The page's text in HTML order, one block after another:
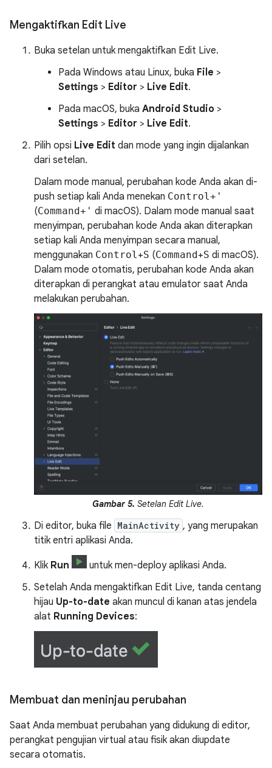
Mengaktifkan Edit Live
Buka setelan untuk mengaktifkan Edit Live.
Pada Windows atau Linux, buka File >
Settings > Editor > Live Edit.
Pada macOS, buka Android Studio >
Settings > Editor > Live Edit.
Pilih opsi Live Edit dan mode yang ingin dijalankan
dari setelan.
Dalam mode manual, perubahan kode Anda akan di-
push setiap kali Anda menekan Control+'
(Command+' di macOS). Dalam mode manual saat
menyimpan, perubahan kode Anda akan diterapkan
setiap kali Anda menyimpan secara manual,
menggunakan Control+S (Command +S di macOS).
Dalam mode otomatis, perubahan kode Anda akan
diterapkan di perangkat atau emulator saat Anda
melakukan perubahan.
Gambar 5. Setelan Edit Live.
Di editor, buka file MainActivity , yang merupakan
titik entri aplikasi Anda.
Klik Run
untuk men-deploy aplikasi Anda.
Setelah Anda mengaktifkan Edit Live, tanda centang
hijau Up-to-date akan muncul di kanan atas jendela
alat Running Devices:
Membuat dan meninjau perubahan
Saat Anda membuat perubahan yang didukung di editor,
perangkat pengujian virtual atau fisik akan diupdate
secara otomatis.